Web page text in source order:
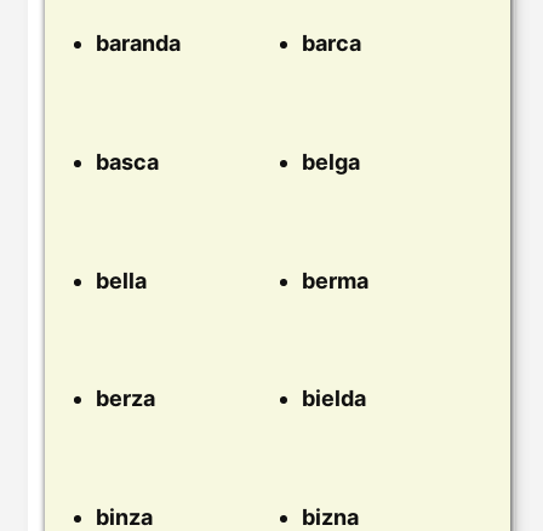
baranda barca
basca belga
bella berma
berza bielda
binza bizna